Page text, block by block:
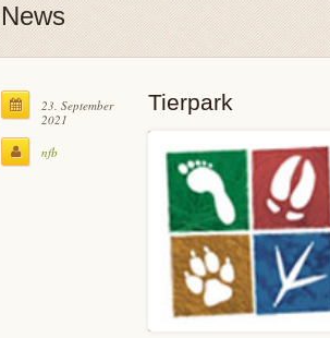
News
23. September
2021
nfb
Tierpark